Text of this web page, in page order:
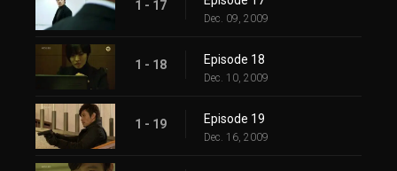
1 - 17
Dec. 09, 2009
1 - 18 Episode 18
Dec. 10, 2009
1 - 19 Episode 19
Dec. 16, 2009